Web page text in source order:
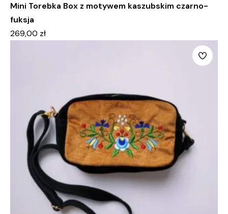
Mini Torebka Box z motywem kaszubskim czarno-
fuksja
269,00 zł